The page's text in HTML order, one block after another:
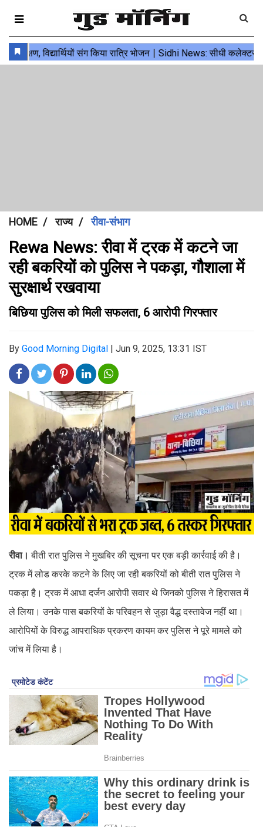
HOME राज्य रीवा-संभाग
Rewa News: रीवा में ट्रक में कटने जा
रही बकरियों को पुलिस ने पकड़ा, गौशाला में
सुरक्षार्थ रखवाया
बिछिया पुलिस को मिली सफलता, 6 आरोपी गिरफ्तार
By Good Morning Digital | Jun 9, 2025, 13:31 IST
रीवा।बीती रात पुलिस ने मुखबिर की सूचना पर एक बड़ी कार्रवाई की है।
ट्रक में लोड करके कटने के लिए जा रही बकरियों को बीती रात पुलिस ने
पकड़ा है। ट्रक में आधा दर्जन आरोपी सवार थे जिनको पुलिस ने हिरासत में
ले लिया। उनके पास बकरियों के परिवहन से जुड़ा वैद्ध दस्तावेज नहीं था।
आरोपियों के विरुद्ध आपराधिक प्रकरण कायम कर पुलिस ने पूरे मामले को
जांच में लिया है।